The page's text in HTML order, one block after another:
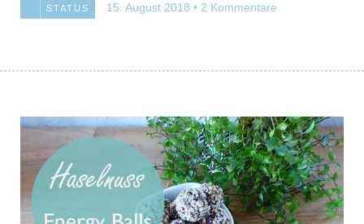
STATUS 15. August 2018 2 Kommentare